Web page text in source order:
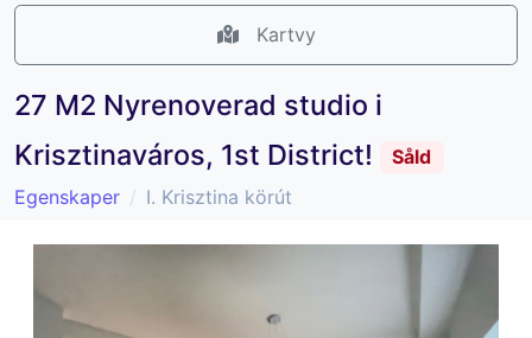
Kartvy
27 M2 Nyrenoverad studio i
Krisztinaváros, 1st District!
Såld
Egenskaper
I. Krisztina körút